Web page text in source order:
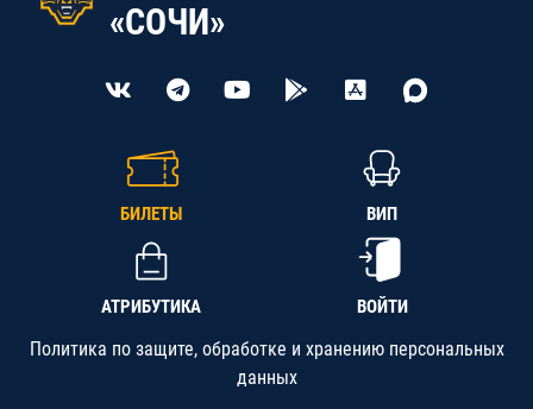
«СОЧИ»
БИЛЕТЫ ВИП
АТРИБУТИКА ВОЙТИ
Политика по защите, обработке и хранению персональных
данных